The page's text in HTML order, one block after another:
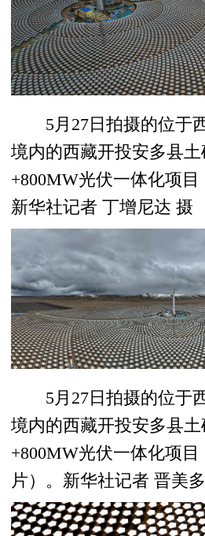
5月27日拍摄的位于
境内的西藏开投安多县
+800MW光伏一体化项目
新华社记者 丁增尼达 摄
5月27日拍摄的位于
境内的西藏开投安多县
+800MW光伏一体化项
片）。新华社记者 晋美